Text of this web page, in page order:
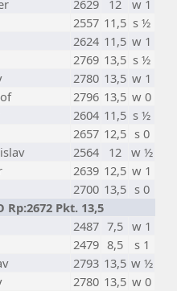
2629 12
w 1
2557 11,5 s ½
2624 11,5 w 1
2769 13,5 s ½
2780 13,5 w 1
2796 13,5 w 0
2604 11,5 s ½
2657 12,5 s 0
2564 12 w ½
2639 12,5 w 1
2700 13,5 s 0
Rp:2672 Pkt. 13,5
2487 7,5 w 1
2479 8,5
s 1
2793 13,5 w ½
2780 13,5 w 0